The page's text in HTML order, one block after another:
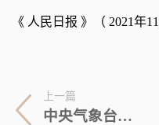
《 人民日报 》（ 2021年
上一篇
中央气象台发布寒潮、暴雪预警 这些地方将有大降温